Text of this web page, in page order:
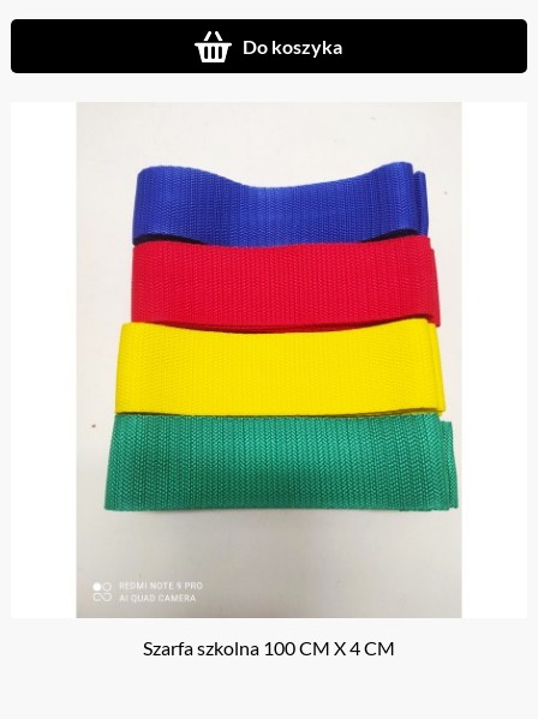
Do koszyka
Szarfa szkolna 100 CM X 4 CM